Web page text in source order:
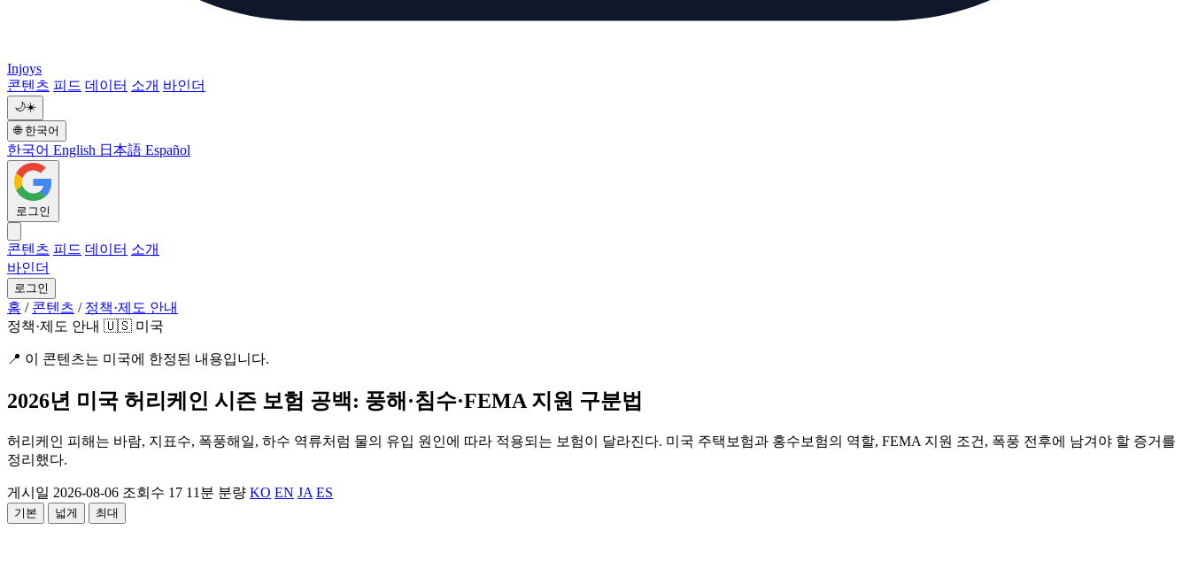
Injoys
콘텐츠 피드 데이터 소개 바인더
🌙☀️
🌐 한국어
한국어 English 日本語 Español
로그인
콘텐츠 피드 데이터 소개
바인더
로그인
홈 / 콘텐츠 / 정책·제도 안내
정책·제도 안내 🇺🇸 미국
📍 이 콘텐츠는 미국에 한정된 내용입니다.
2026년 미국 허리케인 시즌 보험 공백: 풍해·침수·FEMA 지원 구분법
허리케인 피해는 바람, 지표수, 폭풍해일, 하수 역류처럼 물의 유입 원인에 따라 적용되는 보험이 달라진다. 미국 주택보험과 홍수보험의 역할, FEMA 지원 조건, 폭풍 전후에 남겨야 할 증거를
정리했다.
게시일 2026-08-06 조회수 17 11분 분량 KO EN JA ES
기본 넓게 최대